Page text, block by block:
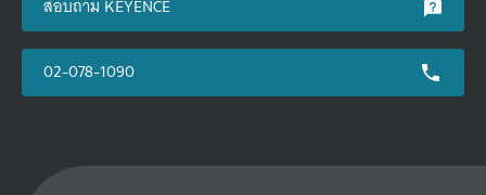
สอบถาม KEYENCE
02-078-1090